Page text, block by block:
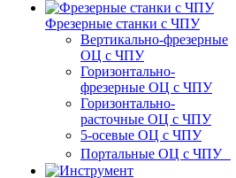
Фрезерные станки с ЧПУ
Вертикально-фрезерные
ОЦ с ЧПУ
Горизонтально-
фрезерные ОЦ с ЧПУ
Горизонтально-
расточные ОЦ с ЧПУ
5-осевые ОЦ с ЧПУ
Портальные ОЦ с ЧПУ